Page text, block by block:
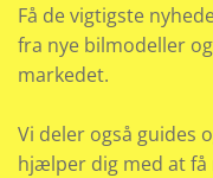
Få de vigtigste
fra nye bilmodeller
markedet.
Vi deler også guides
hjælper dig med at